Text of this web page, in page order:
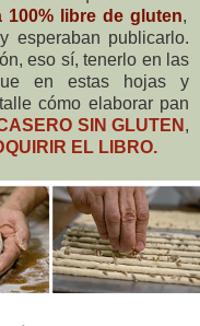
libre de gluten,
esperaban publicarlo.
eso sí, tenerlo en las
en estas hojas y
cómo elaborar pan
SIN GLUTEN ,
EL LIBRO.